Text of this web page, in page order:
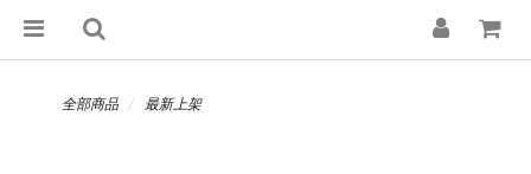
全部商品 最新上架